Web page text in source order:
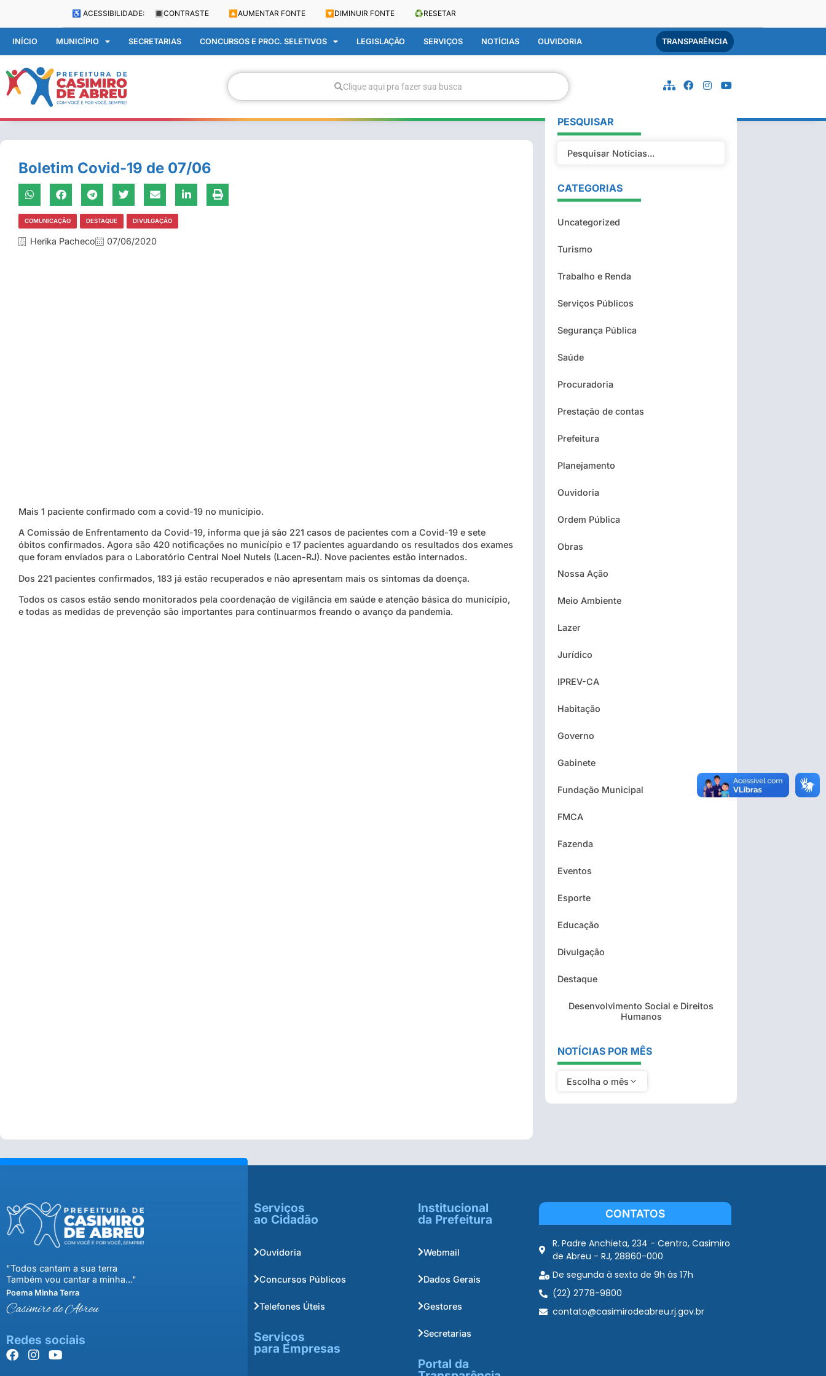
♿ ACESSIBILIDADE: 🔳 CONTRASTE 🔼 AUMENTAR FONTE 🔽 DIMINUIR FONTE ♻️RESETAR
INÍCIO MUNICÍPIO SECRETARIAS CONCURSOS E PROC. SELETIVOS LEGISLAÇÃO SERVIÇOS NOTÍCIAS OUVIDORIA TRANSPARÊNCIA
Clique aqui pra fazer sua busca
Boletim Covid-19 de 07/06
COMUNICAÇÃO DESTAQUE DIVULGAÇÃO
Herika Pacheco 07/06/2020
Mais 1 paciente confirmado com a covid-19 no município.
A Comissão de Enfrentamento da Covid-19, informa que já são 221 casos de pacientes com a Covid-19 e sete
óbitos confirmados. Agora são 420 notificações no município e 17 pacientes aguardando os resultados dos exames
que foram enviados para o Laboratório Central Noel Nutels (Lacen-RJ). Nove pacientes estão internados.
Dos 221 pacientes confirmados, 183 já estão recuperados e não apresentam mais os sintomas da doença.
Todos os casos estão sendo monitorados pela coordenação de vigilância em saúde e atenção básica do município,
e todas as medidas de prevenção são importantes para continuarmos freando o avanço da pandemia.
PESQUISAR
CATEGORIAS
Uncategorized
Turismo
Trabalho e Renda
Serviços Públicos
Segurança Pública
Saúde
Procuradoria
Prestação de contas
Prefeitura
Planejamento
Ouvidoria
Ordem Pública
Obras
Nossa Ação
Meio Ambiente
Lazer
Jurídico
IPREV-CA
Habitação
Governo
Gabinete
Fundação Municipal
FMCA
Fazenda
Eventos
Esporte
Educação
Divulgação
Destaque
Desenvolvimento Social e Direitos
Humanos
NOTÍCIAS POR MÊS
Escolha o mês
"Todos cantam a sua terra
Também vou cantar a minha..."
Poema Minha Terra
Casimiro de Abreu
Redes sociais
Serviços
ao Cidadão
Ouvidoria
Concursos Públicos
Telefones Úteis
Serviços
para Empresas
Institucional
da Prefeitura
Webmail
Dados Gerais
Gestores
Secretarias
Portal da
CONTATOS
R. Padre Anchieta, 234 - Centro, Casimiro
de Abreu - RJ, 28860-000
De segunda à sexta de 9h às 17h
(22) 2778-9800
contato@casimirodeabreu.rj.gov.br